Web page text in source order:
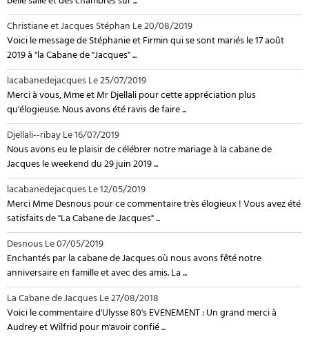
Christiane et Jacques StéphanLe 20/08/2019
Voici le message de Stéphanie et Firmin qui se sont mariés le 17 août
2019 à "la Cabane de "Jacques" ...
lacabanedejacquesLe 25/07/2019
Merci à vous, Mme et Mr Djellali pour cette appréciation plus
qu'élogieuse. Nous avons été ravis de faire ...
Djellali--ribayLe 16/07/2019
Nous avons eu le plaisir de célébrer notre mariage à la cabane de
Jacques le weekend du 29 juin 2019 ...
lacabanedejacquesLe 12/05/2019
Merci Mme Desnous pour ce commentaire très élogieux ! Vous avez été
satisfaits de "La Cabane de Jacques" ...
DesnousLe 07/05/2019
Enchantés par la cabane de Jacques où nous avons fêté notre
anniversaire en famille et avec des amis. La ...
La Cabane de JacquesLe 27/08/2018
Voici le commentaire d'Ulysse 80's EVENEMENT : Un grand merci à
Audrey et Wilfrid pour m'avoir confié ...